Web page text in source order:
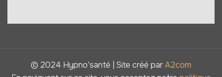
© 2024 Hypno’santé | Site créé parA2com